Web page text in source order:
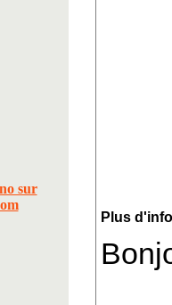
Plus